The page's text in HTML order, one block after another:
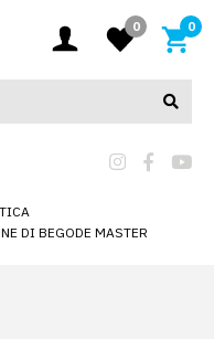
0 0
DI BEGODE MASTER